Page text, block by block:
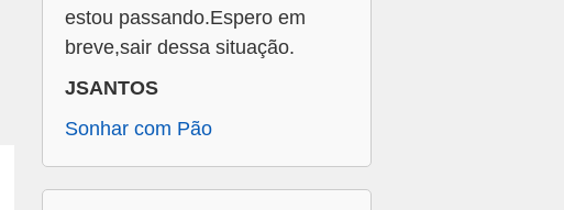
estou passando.Espero em
breve,sair dessa situação.
JSANTOS
Sonhar com Pão